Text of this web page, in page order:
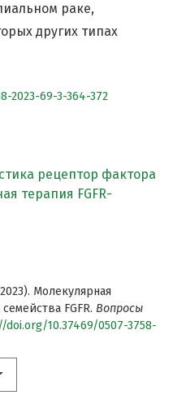
рецептор фактора
терапия FGFR-
Молекулярная
FGFR. Вопросы
doi.org/10.37469/0507-3758-
раке,
других типах
2023-69-3-364-372